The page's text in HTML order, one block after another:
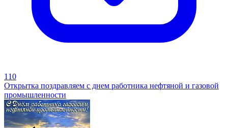
110
Открытка поздравляем с днем работника нефтяной и газовой
промышленности